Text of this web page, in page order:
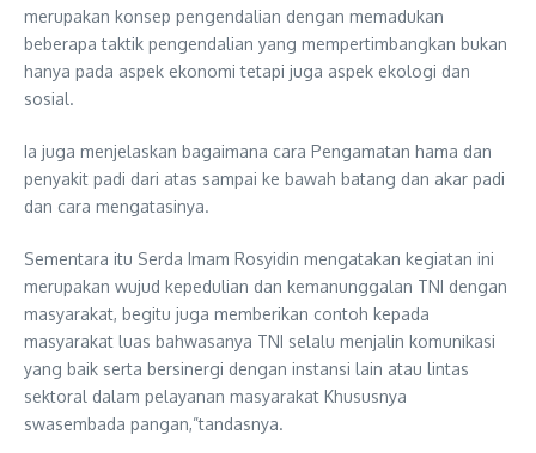
merupakan konsep pengendalian dengan memadukan
beberapa taktik pengendalian yang mempertimbangkan bukan
hanya pada aspek ekonomi tetapi juga aspek ekologi dan
sosial.
Ia juga menjelaskan bagaimana cara Pengamatan hama dan
penyakit padi dari atas sampai ke bawah batang dan akar padi
dan cara mengatasinya.
Sementara itu Serda Imam Rosyidin mengatakan kegiatan ini
merupakan wujud kepedulian dan kemanunggalan TNI dengan
masyarakat, begitu juga memberikan contoh kepada
masyarakat luas bahwasanya TNI selalu menjalin komunikasi
yang baik serta bersinergi dengan instansi lain atau lintas
sektoral dalam pelayanan masyarakat Khususnya
swasembada pangan,”tandasnya.